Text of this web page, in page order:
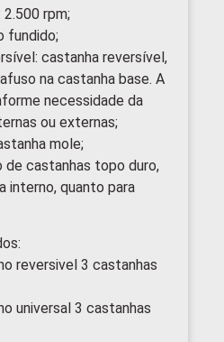
2.500 rpm;
fundido;
castanha reversível,
na castanha base. A
necessidade da
ou externas;
mole;
de castanhas topo duro,
interno, quanto para
reversivel 3 castanhas
universal 3 castanhas